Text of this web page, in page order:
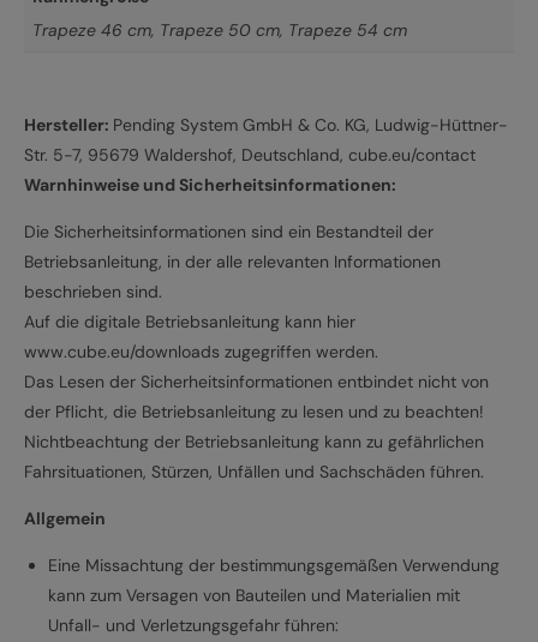
Trapeze 46 cm, Trapeze 50 cm, Trapeze 54 cm
Hersteller: Pending System GmbH & Co. KG, Ludwig-Hüttner-
Str. 5-7, 95679 Waldershof, Deutschland, cube.eu/contact
Warnhinweise und Sicherheitsinformationen:
Die Sicherheitsinformationen sind ein Bestandteil der
Betriebsanleitung, in der alle relevanten Informationen
beschrieben sind.
Auf die digitale Betriebsanleitung kann hier
www.cube.eu/downloads zugegriffen werden.
Das Lesen der Sicherheitsinformationen entbindet nicht von
der Pflicht, die Betriebsanleitung zu lesen und zu beachten!
Nichtbeachtung der Betriebsanleitung kann zu gefährlichen
Fahrsituationen, Stürzen, Unfällen und Sachschäden führen.
Allgemein
Eine Missachtung der bestimmungsgemäßen Verwendung
kann zum Versagen von Bauteilen und Materialien mit
Unfall- und Verletzungsgefahr führen: